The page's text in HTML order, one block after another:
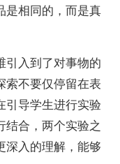
是相同的，而是真
入到了对事物的
索不要仅停留在表
引导学生进行实验
结合，两个实验之
深入的理解，能够